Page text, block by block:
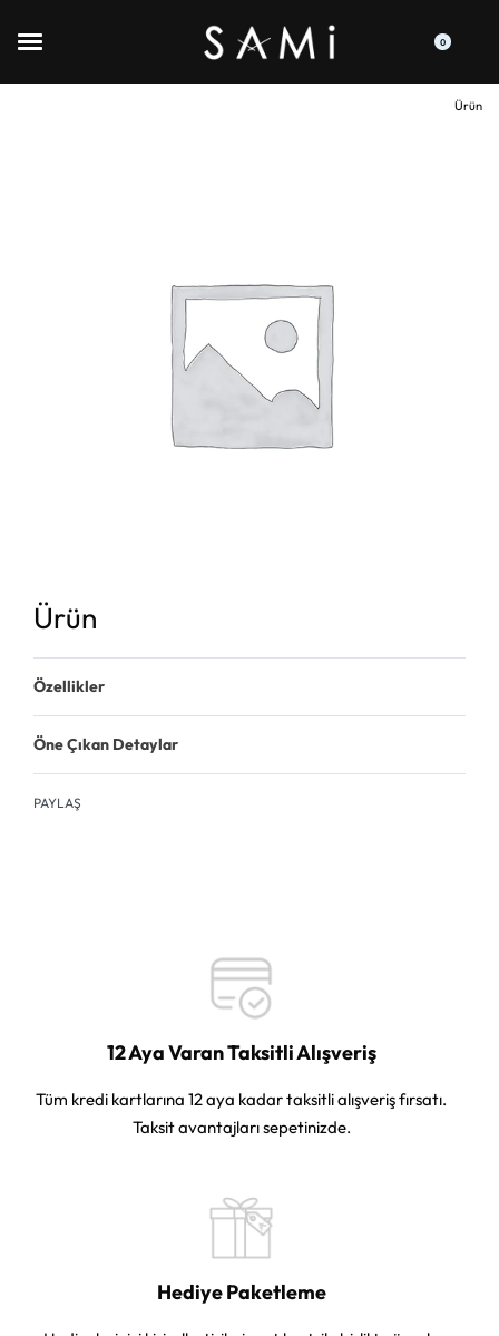
0
Ürün
Ürün
Özellikler
Öne Çıkan Detaylar
PAYLAŞ
12 Aya Varan Taksitli Alışveriş
Tüm kredi kartlarına 12 aya kadar taksitli alışveriş fırsatı.
Taksit avantajları sepetinizde.
Hediye Paketleme